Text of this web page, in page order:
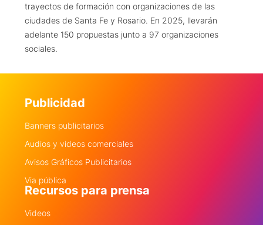
trayectos de formación con organizaciones de las
ciudades de Santa Fe y Rosario. En 2025, llevarán
adelante 150 propuestas junto a 97 organizaciones
sociales.
Publicidad
Banners publicitarios
Audios y videos comerciales
Avisos Gráficos Publicitarios
Via pública
Recursos para prensa
Videos